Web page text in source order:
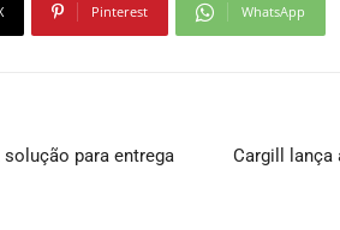
Pinterest WhatsApp
solução para entrega
Cargill lança